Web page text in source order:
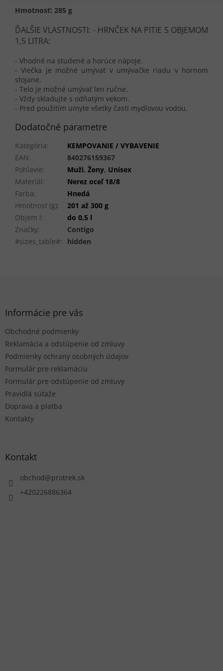
Hmotnosť: 285 g
ĎALŠIE VLASTNOSTI: - HRNČEK NA PITIE S OBJEMOM
1,5 LITRA:
- Vhodné na studené a horúce nápoje.
- Viečka je možné umývať v umývačke riadu v hornom
stojane.
- Telo je možné umývať len ručne.
- Vždy skladujte s odňatým vekom.
- Pred použitím umyte všetky časti mydlovou vodou.
Dodatočné parametre
Kategória:
KEMPOVANIE / VYBAVENIE
EAN:
840276159367
Pohlavie: Muži, Ženy, Unisex
Materiál:
Nerez oceľ 18/8
Farba:
Hnedá
Hmotnosť (g):
201 až 300 g
Objem l:
do 0,5 l
Značky:
Contigo
#sizes_table#: hidden
Informácie pre vás
Obchodné podmienky
Reklamácia a odstúpenie od zmluvy
Podmienky ochrany osobných údajov
Formulár pre reklamáciu
Formulár pre odstúpenie od zmluvy
Pravidlá súťaže
Doprava a platba
Kontakty
Kontakt
obchod@protrek.sk
+420226886364